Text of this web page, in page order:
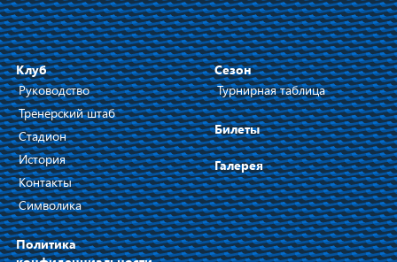
Клуб
Руководство
Тренерский штаб
Стадион
История
Контакты
Символика
Политика
Сезон
Турнирная таблица
Билеты
Галерея